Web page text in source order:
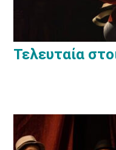
Τελευταία